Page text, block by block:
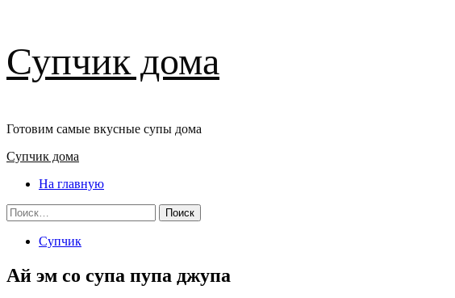
к
содержимому
Супчик дома
Готовим самые вкусные супы дома
Основное
Супчик дома
На главную
Найти:
Супчик
Ай эм со супа пупа джупа